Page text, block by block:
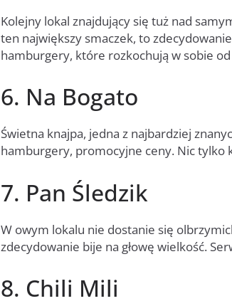
Kolejny lokal znajdujący się tuż nad
ten największy smaczek, to
hamburgery, które rozkochują w sobie
6. Na Bogato
Świetna knajpa, jedna z najbardziej
hamburgery, promocyjne ceny. Nic tylko
7. Pan Śledzik
W owym lokalu nie dostanie się
zdecydowanie bije na głowę wielkość.
8. Chili Mili